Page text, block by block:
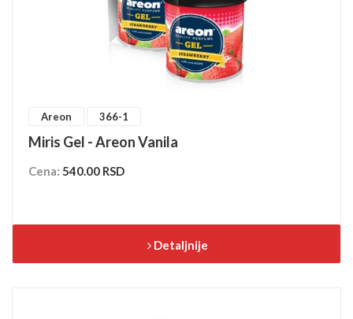
Areon 366-1
Miris Gel - Areon Vanila
Cena: 540.00 RSD
Detaljnije